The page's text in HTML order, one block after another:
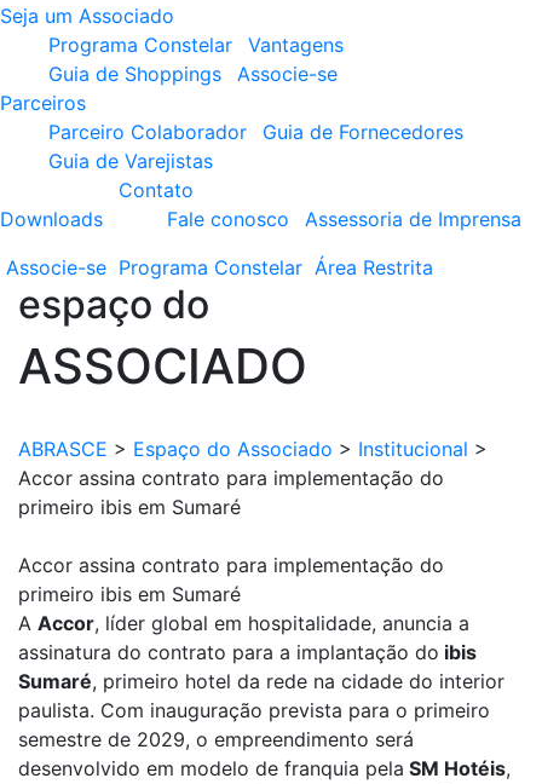
Seja um Associado
Programa Constelar
Vantagens
Guia de Shoppings
Associe-se
Parceiros
Parceiro Colaborador
Guia de Fornecedores
Guia de Varejistas
Downloads
Contato
Fale conosco
Assessoria de Imprensa
Associe-se Programa Constelar Área Restrita
espaço do
ASSOCIADO
ABRASCE > Espaço do Associado > Institucional >
Accor assina contrato para implementação do
primeiro ibis em Sumaré
Accor assina contrato para implementação do
primeiro ibis em Sumaré
A Accor, líder global em hospitalidade, anuncia a
assinatura do contrato para a implantação do ibis
Sumaré, primeiro hotel da rede na cidade do interior
paulista. Com inauguração prevista para o primeiro
semestre de 2029, o empreendimento será
desenvolvido em modelo de franquia pela SM Hotéis,